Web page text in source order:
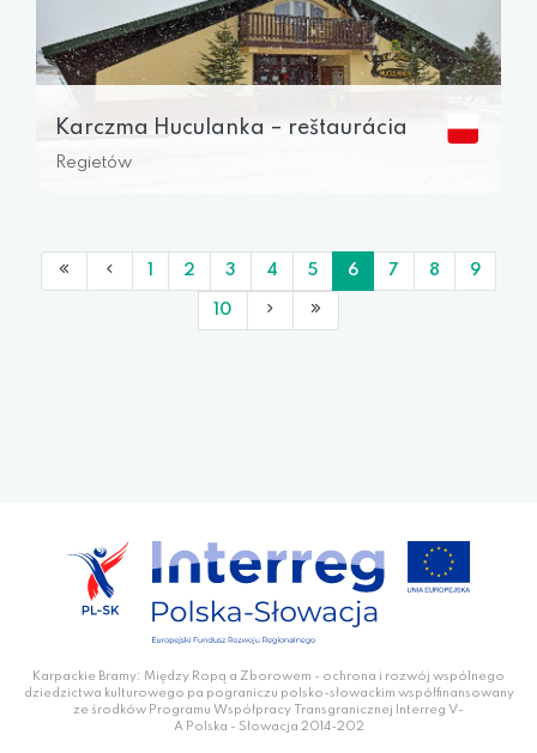
Karczma Huculanka – reštaurácia
Regietów
2 3 4 5 6 7 8 9
10
Karpackie Bramy: Między Ropą a Zborowem - ochrona i rozwój wspólnego
dziedzictwa kulturowego pa pograniczu polsko-słowackim współfinansowany
ze środków Programu Współpracy Transgranicznej Interreg V-
A Polska - Słowacja 2014-202